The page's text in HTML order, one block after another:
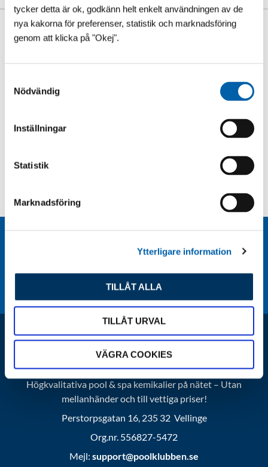
tycker detta är ok, godkänn helt enkelt användningen av de
nya kakorna för preferenser, statistik och marknadsföring
genom att klicka på "Okej".
Nödvändig
Inställningar
Statistik
Marknadsföring
Ytterligare information
TILLÅT ALLA
TILLÅT URVAL
VÄGRA COOKIES
Så här säger våra kunder
Kundservice:
Lagershopen öppen vardagar: 15.00 - 16.30
Poolklubben AB
Högkvalitativa pool & spa kemikalier på nätet – Utan
mellanhänder och till vettiga priser!
Perstorpsgatan 16, 235 32 Vellinge
Org.nr. 556827-5472
Mejl: support@poolklubben.se